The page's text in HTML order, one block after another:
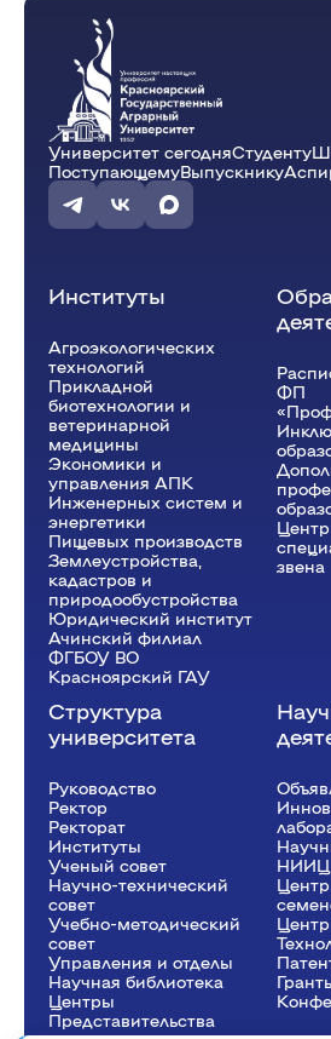
Университет сегодняСтуденту
ПоступающемуВыпускнику
Институты
Агроэкологических
технологий
Прикладной
биотехнологии и
ветеринарной
медицины
Экономики и
управления АПК
Инженерных систем и
энергетики
Пищевых производств
Землеустройства,
кадастров и
природообустройства
Юридический институт
Ачинский филиал
ФГБОУ ВО
Красноярский ГАУ
ФП
Центр
звена
Структура
университета
Руководство
Ректор
Рeкторат
Институты
Ученый совет
Научно-технический
совет
Учебно-методический
совет
Управления и отделы
Научная библиотека
Центры
Представительства
НИИЦ